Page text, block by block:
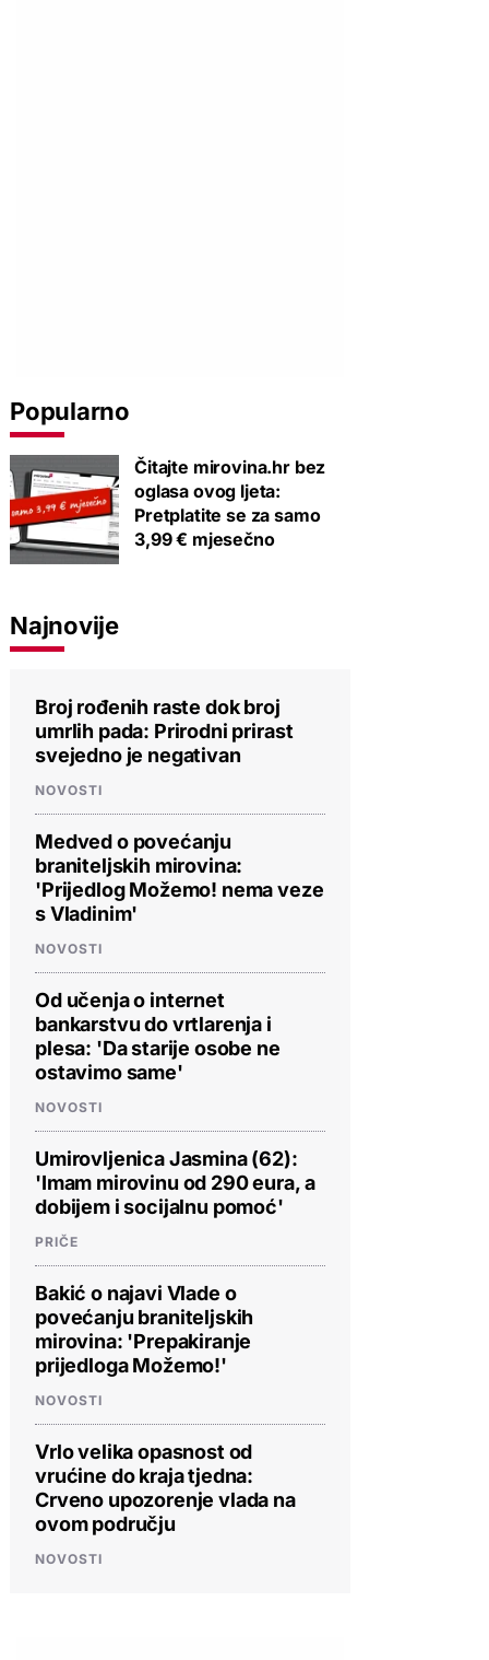
Popularno
Čitajte mirovina.hr bez
oglasa ovog ljeta:
Pretplatite se za samo
3,99 € mjesečno
Najnovije
Broj rođenih raste dok broj
umrlih pada: Prirodni prirast
svejedno je negativan
NOVOSTI
Medved o povećanju
braniteljskih mirovina:
'Prijedlog Možemo! nema veze
s Vladinim'
NOVOSTI
Od učenja o internet
bankarstvu do vrtlarenja i
plesa: 'Da starije osobe ne
ostavimo same'
NOVOSTI
Umirovljenica Jasmina (62):
'Imam mirovinu od 290 eura, a
dobijem i socijalnu pomoć'
PRIČE
Bakić o najavi Vlade o
povećanju braniteljskih
mirovina: 'Prepakiranje
prijedloga Možemo!'
NOVOSTI
Vrlo velika opasnost od
vrućine do kraja tjedna:
Crveno upozorenje vlada na
ovom području
NOVOSTI